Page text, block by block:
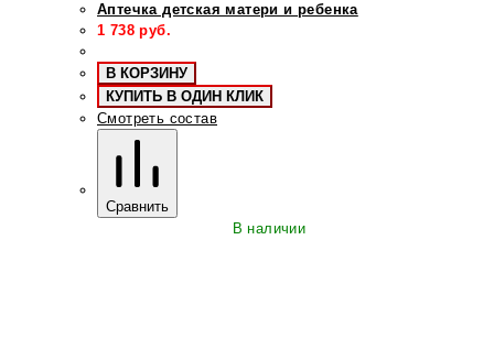
Аптечка детская матери и ребенка
1 738 руб.
В КОРЗИНУ
КУПИТЬ В ОДИН КЛИК
Смотреть состав
Сравнить
В наличии